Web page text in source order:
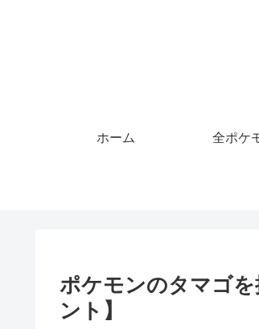
ホーム 全ポケ
ポケモンのタマゴ
ント】